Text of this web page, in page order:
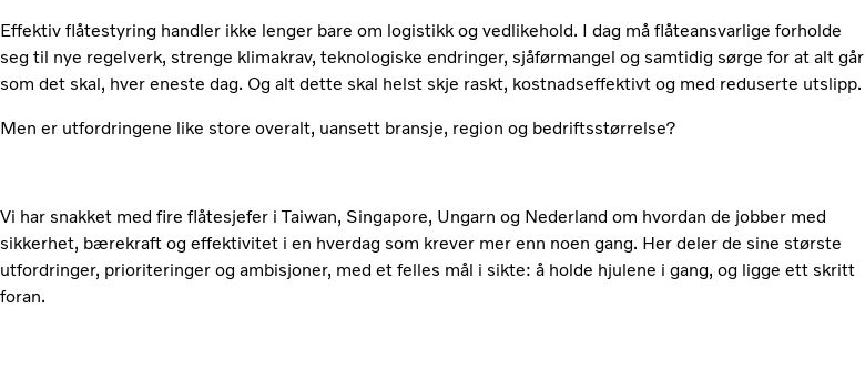
Effektiv flåtestyring handler ikke lenger bare om logistikk og vedlikehold. I dag må flåteansvarlige forholde
seg til nye regelverk, strenge klimakrav, teknologiske endringer, sjåførmangel og samtidig sørge for at alt går
som det skal, hver eneste dag. Og alt dette skal helst skje raskt, kostnadseffektivt og med reduserte utslipp.
Men er utfordringene like store overalt, uansett bransje, region og bedriftsstørrelse?
Vi har snakket med fire flåtesjefer i Taiwan, Singapore, Ungarn og Nederland om hvordan de jobber med
sikkerhet, bærekraft og effektivitet i en hverdag som krever mer enn noen gang. Her deler de sine største
utfordringer, prioriteringer og ambisjoner, med et felles mål i sikte: å holde hjulene i gang, og ligge ett skritt
foran.